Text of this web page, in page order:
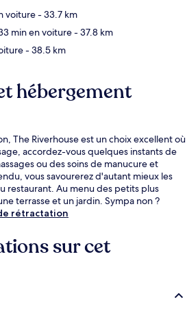
voiture- 33.7 km
min en voiture- 37.8 km
- 38.5 km
hébergement
The Riverhouse est un choix excellent où
accordez-vous quelques instants de
ou des soins de manucure et
vous savourerez d'autant mieux les
restaurant. Au menu des petits plus
terrasse et un jardin. Sympa non ?
rétractation
sur cet